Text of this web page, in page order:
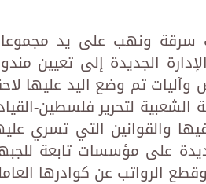
سرقة ونهب على يد
الجديدة إلى تعيين
تم وضع اليد عليها
لتحرير فلسطين-
والقوانين التي تسري
على مؤسسات تابعة
الرواتب عن كوادرها